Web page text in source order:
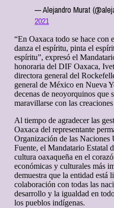
— Alejandro Murat
2021
“En Oaxaca todo se hace con
danza el espíritu, pinta el
espíritu”, expresó el
honoraria del DIF Oaxaca,
directora general del
general de México en Nueva
decenas de neoyorquinos que
maravillarse con las
Al tiempo de agradecer las
Oaxaca del representante
Organización de las Naciones
Fuente, el Mandatario Estatal
cultura oaxaqueña en el
económicas y culturales más
demuestra que la entidad está
colaboración con todas las
desarrollo y la igualdad en
los pueblos indígenas.